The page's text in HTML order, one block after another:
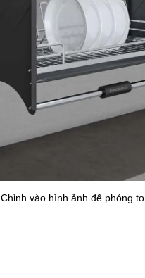
Chỉnh vào hình ảnh để phóng to